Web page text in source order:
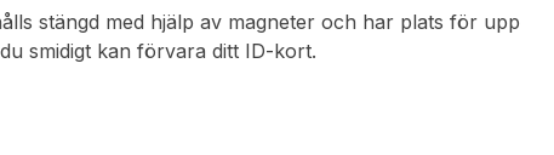
stängd med hjälp av magneter och har plats för upp
smidigt kan förvara ditt ID-kort.